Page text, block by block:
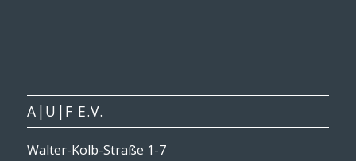
A|U|F E.V.
Walter-Kolb-Straße 1-7